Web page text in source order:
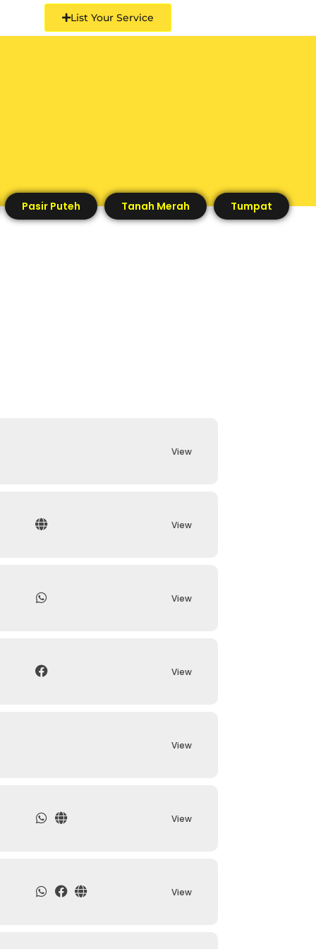
List Your Service
Pasir Puteh Tanah Merah Tumpat
View
View
View
View
View
View
View